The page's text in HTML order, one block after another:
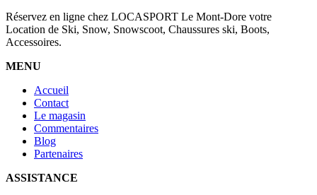
Réservez en ligne chez LOCASPORT Le Mont-Dore votre
Location de Ski, Snow, Snowscoot, Chaussures ski, Boots,
Accessoires.
MENU
Accueil
Contact
Le magasin
Commentaires
Blog
Partenaires
ASSISTANCE